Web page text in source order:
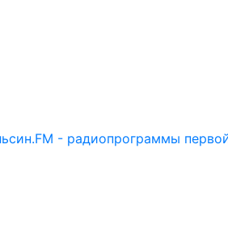
- радиопрограммы